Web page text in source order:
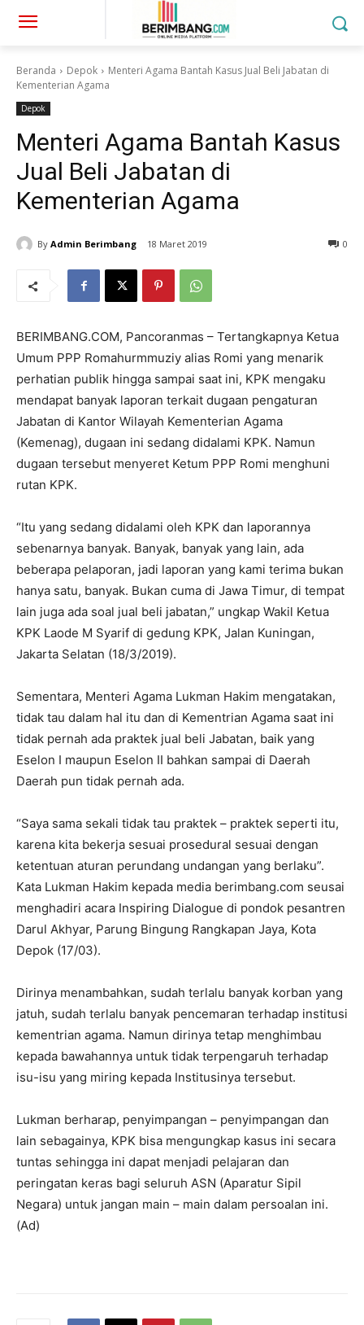
Beranda Depok
Menteri Agama Bantah Kasus Jual Beli Jabatan di
Kementerian Agama
Depok
Menteri Agama Bantah Kasus
Jual Beli Jabatan di
Kementerian Agama
By Admin Berimbang 18 Maret 2019 0
BERIMBANG.COM, Pancoranmas – Tertangkapnya Ketua
Umum PPP Romahurmmuziy alias Romi yang menarik
perhatian publik hingga sampai saat ini, KPK mengaku
mendapat banyak laporan terkait dugaan pengaturan
Jabatan di Kantor Wilayah Kementerian Agama
(Kemenag), dugaan ini sedang didalami KPK. Namun
dugaan tersebut menyeret Ketum PPP Romi menghuni
rutan KPK.
“Itu yang sedang didalami oleh KPK dan laporannya
sebenarnya banyak. Banyak, banyak yang lain, ada
beberapa pelaporan, jadi laporan yang kami terima bukan
hanya satu, banyak. Bukan cuma di Jawa Timur, di tempat
lain juga ada soal jual beli jabatan,” ungkap Wakil Ketua
KPK Laode M Syarif di gedung KPK, Jalan Kuningan,
Jakarta Selatan (18/3/2019).
Sementara, Menteri Agama Lukman Hakim mengatakan,
tidak tau dalam hal itu dan di Kementrian Agama saat ini
tidak pernah ada praktek jual beli Jabatan, baik yang
Eselon I maupun Eselon II bahkan sampai di Daerah
Daerah pun tidak pernah ada.
“Saya sama sekali tidak tau praktek – praktek seperti itu,
karena kita bekerja sesuai prosedural sesuai dengan
ketentuan aturan perundang undangan yang berlaku”.
Kata Lukman Hakim kepada media berimbang.com seusai
menghadiri acara Inspiring Dialogue di pondok pesantren
Darul Akhyar, Parung Bingung Rangkapan Jaya, Kota
Depok (17/03).
Dirinya menambahkan, sudah terlalu banyak korban yang
jatuh, sudah terlalu banyak pencemaran terhadap institusi
kementrian agama. Namun dirinya tetap menghimbau
kepada bawahannya untuk tidak terpengaruh terhadap
isu-isu yang miring kepada Institusinya tersebut.
Lukman berharap, penyimpangan – penyimpangan dan
lain sebagainya, KPK bisa mengungkap kasus ini secara
tuntas sehingga ini dapat menjadi pelajaran dan
peringatan keras bagi seluruh ASN (Aparatur Sipil
Negara) untuk jangan main – main dalam persoalan ini.
(Ad)